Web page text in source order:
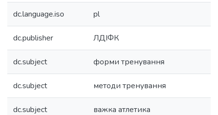
dc.language.iso pl
dc.publisher ЛДІФК
dc.subject форми тренування
dc.subject методи тренування
dc.subject важка атлетика